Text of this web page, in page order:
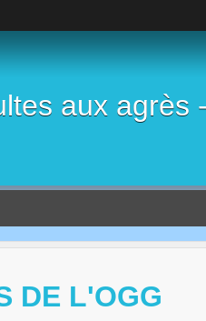
aux agrès
DE L'OGG